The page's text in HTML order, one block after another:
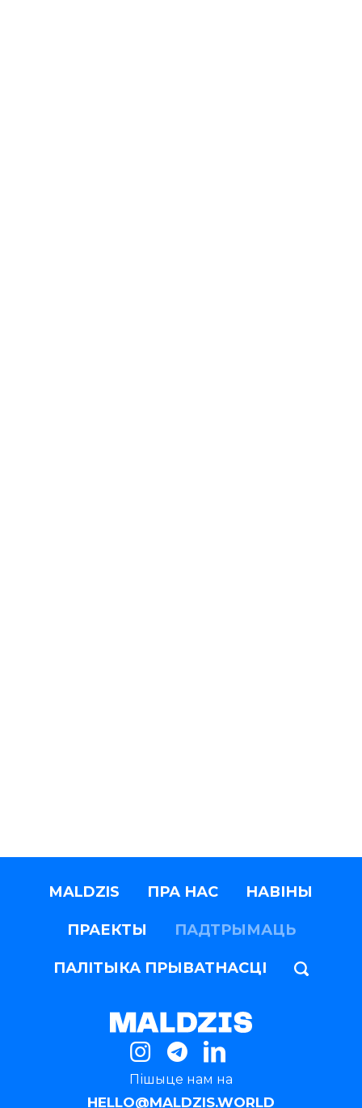
MALDZIS ПРА НАС НАВІНЫ
ПРАЕКТЫ ПАДТРЫМАЦЬ
ПАЛІТЫКА ПРЫВАТНАСЦІ
Пішыце нам на
HELLO@MALDZIS.WORLD